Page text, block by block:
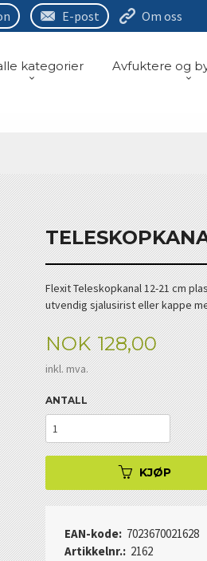
E-post Om oss
kategorier Avfuktere og
Flexit Teleskopkanal 12-21 cm
utvendig sjalusirist eller kappe
Pris
NOK 128,00
inkl. mva.
ANTALL
KJØP
EAN-kode: 7023670021628
Artikkelnr.: 2162